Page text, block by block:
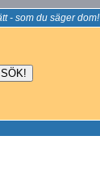
- som du säger dom!